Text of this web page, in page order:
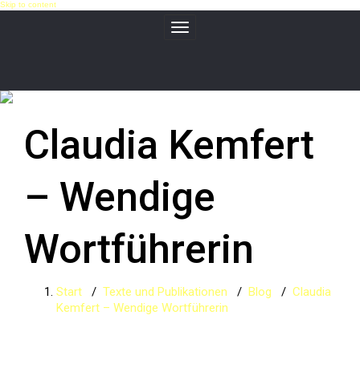
Skip to content
Toggle navigation
Claudia Kemfert
– Wendige
Wortführerin
Start / Texte und Publikationen / Blog / Claudia
Kemfert – Wendige Wortführerin